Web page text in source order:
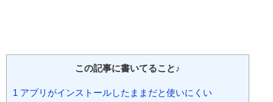
この記事に書いてること♪
1 アプリがインストールしたままだと使いにくい